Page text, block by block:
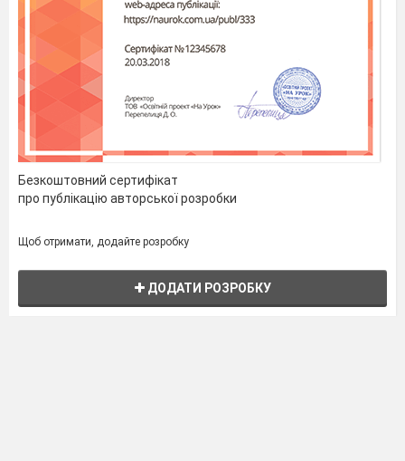
Безкоштовний сертифікат
про публікацію авторської розробки
Щоб отримати, додайте розробку
ДОДАТИ РОЗРОБКУ